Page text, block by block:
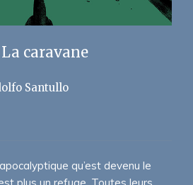
caravane
Santullo
qu’est devenu le